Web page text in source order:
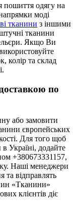
пошиття одягу на
моді
тканини з іншими
тканини
Якщо Ви
колір та склад
по
або замовити
європейських
Для того щоб
Україні, додайте
+380673331157,
Наші менеджери
та відправлять
«Тканини»
клієнтів діє